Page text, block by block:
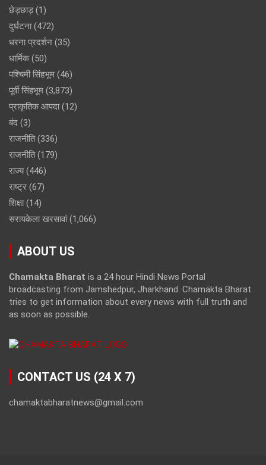
छेड़छाड़(1)
दुर्घटना(472)
धरना प्रदर्शन (35)
धार्मिक(50)
पश्चिमी सिंहभूम (46)
पूर्वी सिंहभूम (3,873)
प्राकृतिक आपदा(12)
बंद (3)
राजनीति(336)
राजनीति(179)
राज्य(446)
राष्ट्र (67)
शिक्षा(14)
सरायकेला खरसावां(1,066)
ABOUT US
Chamakta Bharat is a 24 hour Hindi News Portal
broadcasting from Jamshedpur, Jharkhand. Chamakta Bharat
tries to get information about every news with full truth and
as soon as possible.
CONTACT US (24 X 7)
chamaktabharatnews@gmail.com